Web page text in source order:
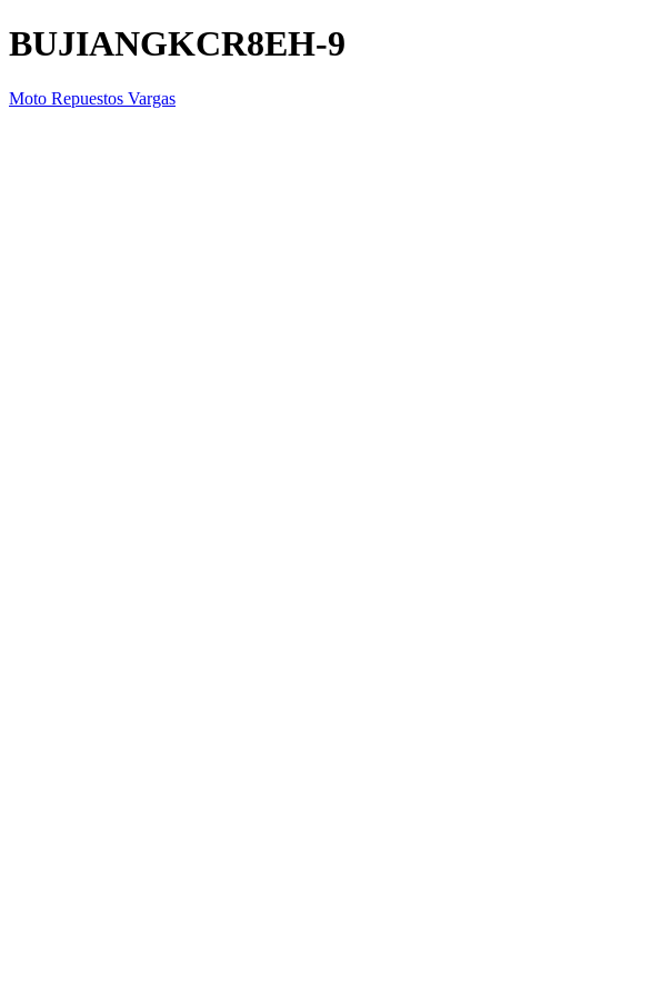
BUJIANGKCR8EH-9
Moto Repuestos Vargas